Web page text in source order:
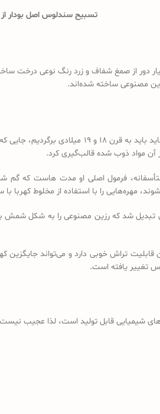
تسبیح سندلوس اصل بودار
دور از صمغ شفاف و زرد رنگ نوعی درخت
مصنوعی ساخته شده‌اند.
بپردازیم شاید باید به قرن
آن مواد ذوب شده قالب‌گیری کرد.
فرمول اصلی او مدت هاست که گم
مهره‌هایی را با استفاده از مخلوط کهربا
تبدیل شد که رزین مصنوعی را به شکل شمش
تراش خوبی دارد و می‌تواند
تغییر یافته است.
شیمیایی قابل تولید است، لذا عجیب